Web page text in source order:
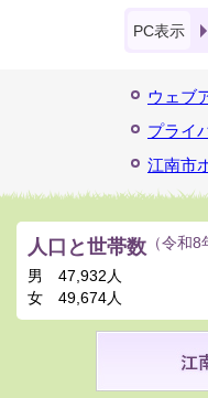
PC表示
ウェブ
プライ
江南市
人口と世帯数 （令和8
男
47,932人
女
49,674人